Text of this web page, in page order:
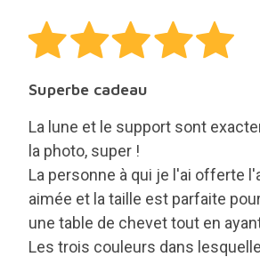
Superbe cadeau
La lune et le support sont
la photo, super !
La personne à qui je l'ai offerte
aimée et la taille est parfaite
une table de chevet tout en
Les trois couleurs dans